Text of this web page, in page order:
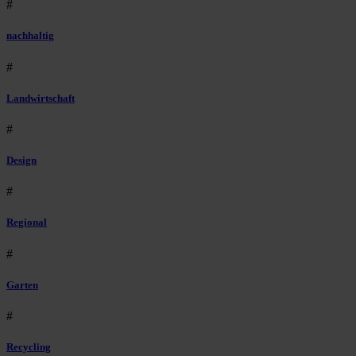
#
nachhaltig
#
Landwirtschaft
#
Design
#
Regional
#
Garten
#
Recycling